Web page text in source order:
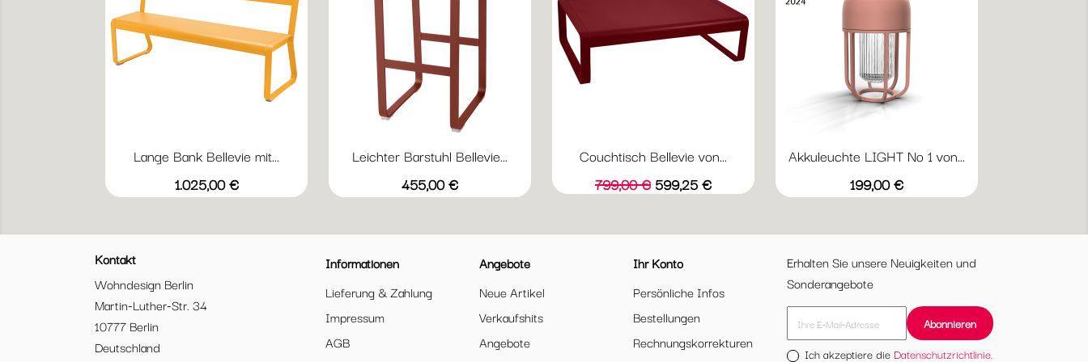
Lange Bank Bellevie mit...
Preis
1.025,00 €
Vorschau
AbyssblauAcapulcoblau
Anthrazit
Chili Gewittergrau
Leichter Barstuhl Bellevie...
Preis
455,00 €
Vorschau
AbyssblauAcapulcoblau
Anthrazit
Chili Gewittergrau
Couchtisch Bellevie von...
Verkaufspreis
799,00 € Preis
599,25 €
Akkuleuchte LIGHT No 1 von...
Preis
199,00 €
 Vorschau
black
BeigeIce
Blue
Laurel
Green
Kontakt
Wohndesign Berlin
Martin-Luther-Str. 34
10777 Berlin
Deutschland
Informationen
Lieferung & Zahlung
Impressum
AGB
Angebote
Neue Artikel
Verkaufshits
Angebote
Ihr Konto
Persönliche Infos
Bestellungen
Rechnungskorrekturen
Erhalten Sie unsere Neuigkeiten und
Sonderangebote
Ich akzeptiere die Datenschutzrichtlinie.